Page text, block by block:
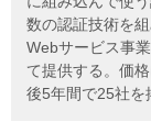
数の認証技術を
Webサービス事
て提供する。価
後5年間で25社を